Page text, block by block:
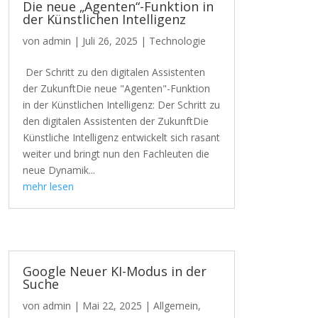
Die neue „Agenten“-Funktion in
der Künstlichen Intelligenz
von admin | Juli 26, 2025 | Technologie
Der Schritt zu den digitalen Assistenten
der ZukunftDie neue "Agenten"-Funktion
in der Künstlichen Intelligenz: Der Schritt zu
den digitalen Assistenten der ZukunftDie
Künstliche Intelligenz entwickelt sich rasant
weiter und bringt nun den Fachleuten die
neue Dynamik...
mehr lesen
Google Neuer KI-Modus in der
Suche
von admin | Mai 22, 2025 | Allgemein,